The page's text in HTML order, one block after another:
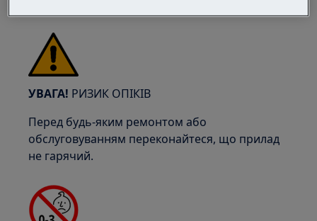
УВАГА! РИЗИК ОПІКІВ
Перед будь-яким ремонтом або
обслуговуванням переконайтеся, що прилад
не гарячий.